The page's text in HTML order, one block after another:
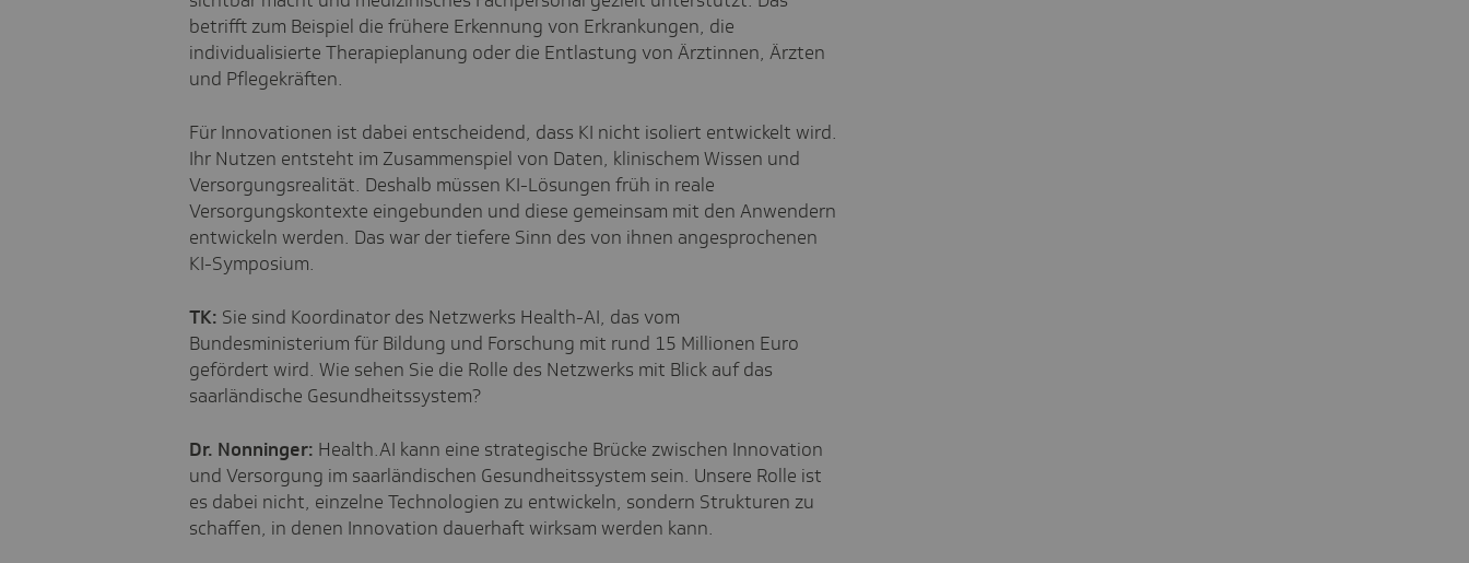
betrifft zum Beispiel die frühere Erkennung von Erkrankungen, die
individualisierte Therapieplanung oder die Entlastung von Ärztinnen, Ärzten
und Pflegekräften.
Für Innovationen ist dabei entscheidend, dass KI nicht isoliert entwickelt wird.
Ihr Nutzen entsteht im Zusammenspiel von Daten, klinischem Wissen und
Versorgungsrealität. Deshalb müssen KI-Lösungen früh in reale
Versorgungskontexte eingebunden und diese gemeinsam mit den Anwendern
entwickeln werden. Das war der tiefere Sinn des von ihnen angesprochenen
KI-Symposium.
TK: Sie sind Koordinator des Netzwerks Health-AI, das vom
Bundesministerium für Bildung und Forschung mit rund 15 Millionen Euro
gefördert wird. Wie sehen Sie die Rolle des Netzwerks mit Blick auf das
saarländische Gesundheitssystem?
Dr. Nonninger: Health.AI kann eine strategische Brücke zwischen Innovation
und Versorgung im saarländischen Gesundheitssystem sein. Unsere Rolle ist
es dabei nicht, einzelne Technologien zu entwickeln, sondern Strukturen zu
schaffen, in denen Innovation dauerhaft wirksam werden kann.